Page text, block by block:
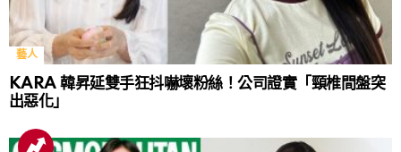
藝人
KARA 韓昇延雙手狂抖嚇壞粉絲！公司證實「頸椎間盤突
出惡化」